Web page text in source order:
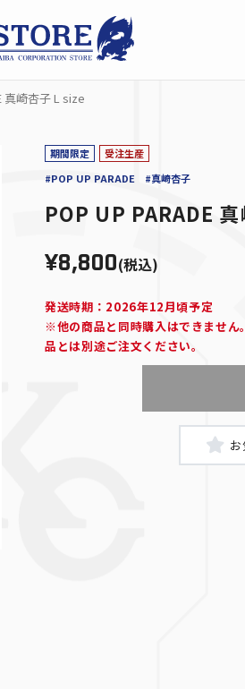
真崎杏子 L size
期間限定
受注生産
#POP UP PARADE
#真崎杏子
POP UP PARADE
¥8,800(税込)
発送時期：2026年12月頃予定
※他の商品と同時購入はできませ
品とは別途ご注文ください。